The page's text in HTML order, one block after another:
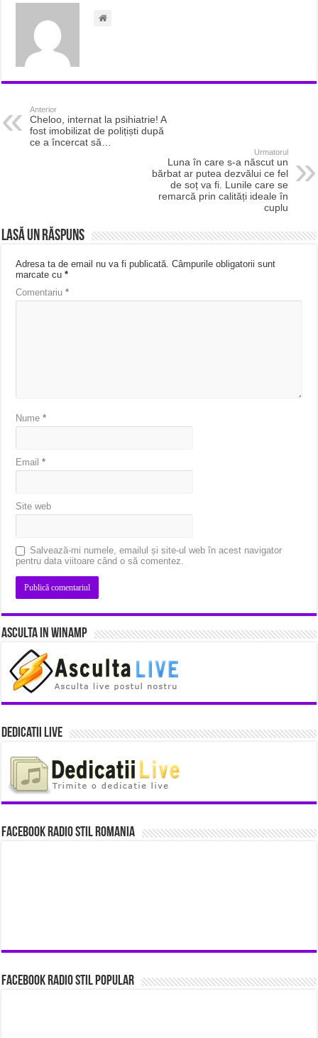
Anterior
Cheloo, internat la psihiatrie! A
fost imobilizat de polițiști după
ce a încercat să…
Urmatorul
Luna în care s-a născut un
bărbat ar putea dezvălui ce fel
de soț va fi. Lunile care se
remarcă prin calități ideale în
cuplu
Lasă un răspuns
Adresa ta de email nu va fi publicată. Câmpurile obligatorii sunt
marcate cu*
Comentariu*
Nume*
Email*
Site web
Salvează-mi numele, emailul și site-ul web în acest navigator
pentru data viitoare când o să comentez.
Asculta in Winamp
Dedicatii Live
Facebook Radio Stil Romania
Facebook Radio Stil Popular